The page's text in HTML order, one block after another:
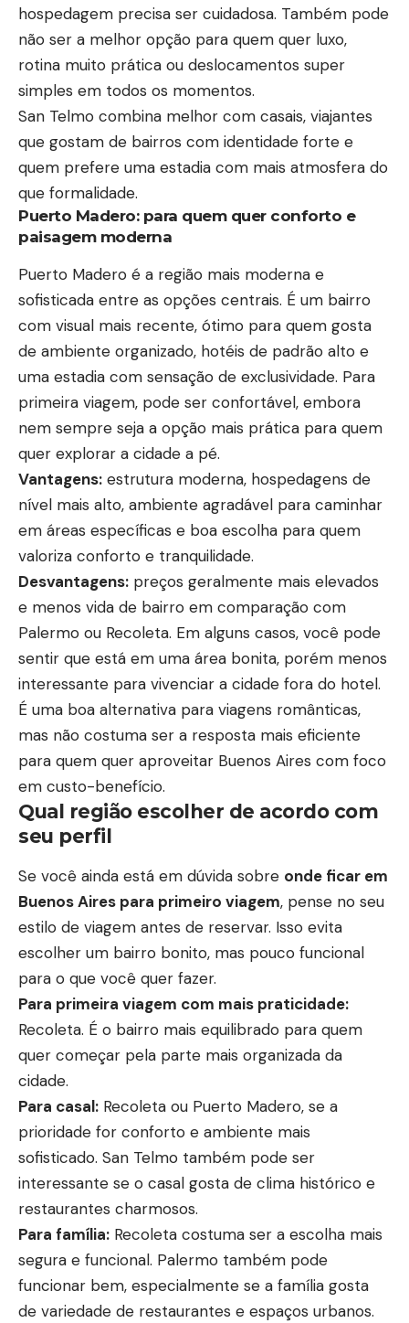
hospedagem precisa ser cuidadosa. Também pode
não ser a melhor opção para quem quer luxo,
rotina muito prática ou deslocamentos super
simples em todos os momentos.
San Telmo combina melhor com casais, viajantes
que gostam de bairros com identidade forte e
quem prefere uma estadia com mais atmosfera do
que formalidade.
Puerto Madero: para quem quer conforto e
paisagem moderna
Puerto Madero é a região mais moderna e
sofisticada entre as opções centrais. É um bairro
com visual mais recente, ótimo para quem gosta
de ambiente organizado, hotéis de padrão alto e
uma estadia com sensação de exclusividade. Para
primeira viagem, pode ser confortável, embora
nem sempre seja a opção mais prática para quem
quer explorar a cidade a pé.
Vantagens: estrutura moderna, hospedagens de
nível mais alto, ambiente agradável para caminhar
em áreas específicas e boa escolha para quem
valoriza conforto e tranquilidade.
Desvantagens: preços geralmente mais elevados
e menos vida de bairro em comparação com
Palermo ou Recoleta. Em alguns casos, você pode
sentir que está em uma área bonita, porém menos
interessante para vivenciar a cidade fora do hotel.
É uma boa alternativa para viagens românticas,
mas não costuma ser a resposta mais eficiente
para quem quer aproveitar Buenos Aires com foco
em custo-benefício.
Qual região escolher de acordo com
seu perfil
Se você ainda está em dúvida sobre onde ficar em
Buenos Aires para primeiro viagem, pense no seu
estilo de viagem antes de reservar. Isso evita
escolher um bairro bonito, mas pouco funcional
para o que você quer fazer.
Para primeira viagem com mais praticidade:
Recoleta. É o bairro mais equilibrado para quem
quer começar pela parte mais organizada da
cidade.
Para casal: Recoleta ou Puerto Madero, se a
prioridade for conforto e ambiente mais
sofisticado. San Telmo também pode ser
interessante se o casal gosta de clima histórico e
restaurantes charmosos.
Para família: Recoleta costuma ser a escolha mais
segura e funcional. Palermo também pode
funcionar bem, especialmente se a família gosta
de variedade de restaurantes e espaços urbanos.